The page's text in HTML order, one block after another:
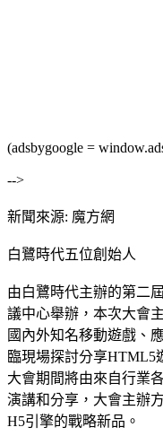
(adsbygoogle =
-->
新聞來源: 魔方網
白鷺時代五位創始人
由白鷺時代主辦的第二
議中心舉辦，本次大會
國內外知名移動遊戲、
臨現場探討分享HTML5
大會期間將由來自行業
演講和分享，大會主辦
H5引擎的戰略新品。